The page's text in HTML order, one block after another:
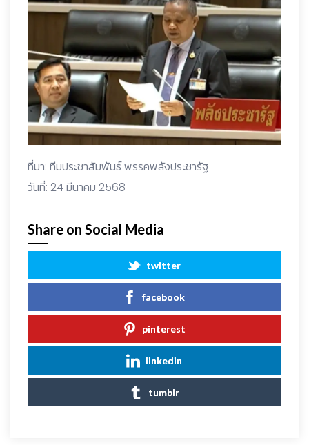
ที่มา: ทีมประชาสัมพันธ์ พรรคพลังประชารัฐ
วันที่: 24 มีนาคม 2568
Share on Social Media
twitter
facebook
pinterest
linkedin
tumblr